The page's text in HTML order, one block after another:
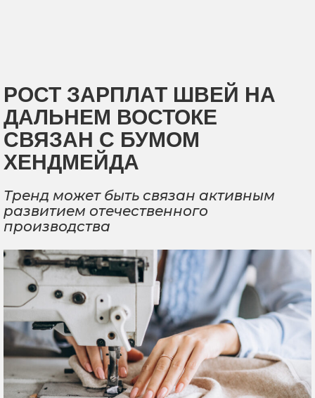
РОСТ ЗАРПЛАТ ШВЕЙ НА
ДАЛЬНЕМ ВОСТОКЕ
СВЯЗАН С БУМОМ
ХЕНДМЕЙДА
Тренд может быть связан активным
развитием отечественного
производства